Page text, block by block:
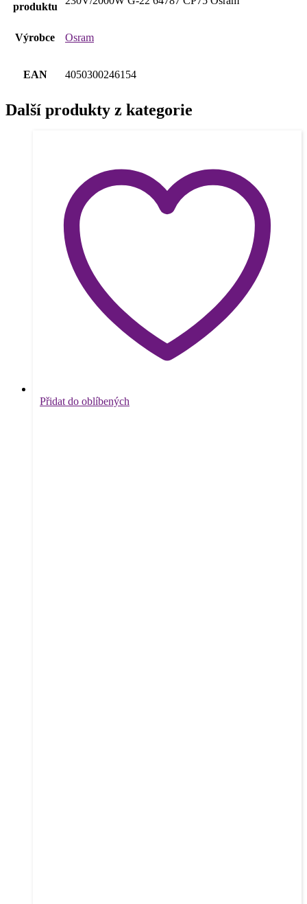
produktu
Výrobce Osram
EAN 4050300246154
Další produkty z kategorie
Přidat do oblíbených